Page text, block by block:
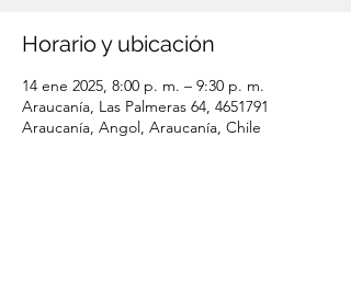
Horario y ubicación
14 ene 2025, 8:00 p. m. – 9:30 p. m.
Araucanía, Las Palmeras 64, 4651791
Araucanía, Angol, Araucanía, Chile